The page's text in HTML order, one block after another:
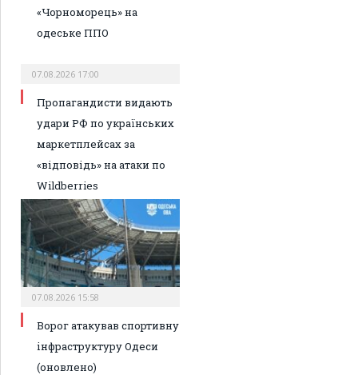
«Чорноморець» на
одеське ППО
07.08.2026 17:00
Пропагандисти видають
удари РФ по українських
маркетплейсах за
«відповідь» на атаки по
Wildberries
07.08.2026 15:58
Ворог атакував спортивну
інфраструктуру Одеси
(оновлено)